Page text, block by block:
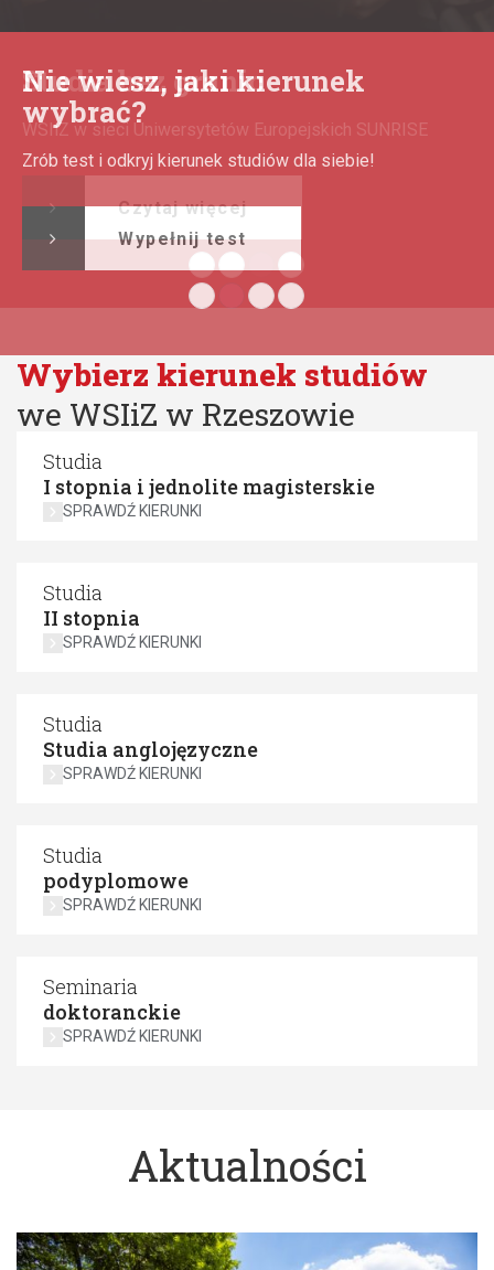
Studia bez granic
WSIiZ w sieci Uniwersytetów Europejskich SUNRISE
Czytaj więcej
Wybierz kierunek studiów
we WSIiZ w Rzeszowie
Studia
I stopnia i jednolite magisterskie
SPRAWDŹ KIERUNKI
Studia
II stopnia
SPRAWDŹ KIERUNKI
Studia
Studia anglojęzyczne
SPRAWDŹ KIERUNKI
Studia
podyplomowe
SPRAWDŹ KIERUNKI
Seminaria
doktoranckie
SPRAWDŹ KIERUNKI
Aktualności